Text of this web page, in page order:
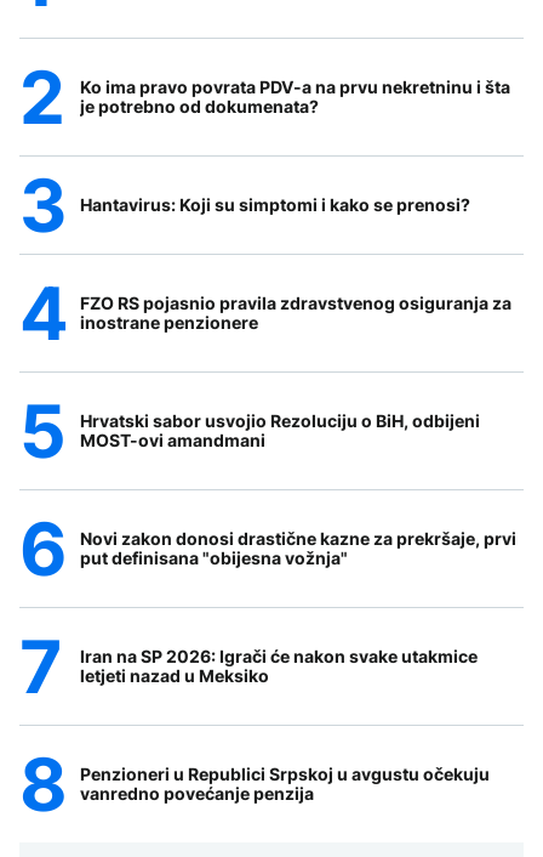
Ko ima pravo povrata PDV-a na prvu nekretninu i šta
je potrebno od dokumenata?
Hantavirus: Koji su simptomi i kako se prenosi?
FZO RS pojasnio pravila zdravstvenog osiguranja za
inostrane penzionere
Hrvatski sabor usvojio Rezoluciju o BiH, odbijeni
MOST-ovi amandmani
Novi zakon donosi drastične kazne za prekršaje, prvi
put definisana "obijesna vožnja"
Iran na SP 2026: Igrači će nakon svake utakmice
letjeti nazad u Meksiko
Penzioneri u Republici Srpskoj u avgustu očekuju
vanredno povećanje penzija